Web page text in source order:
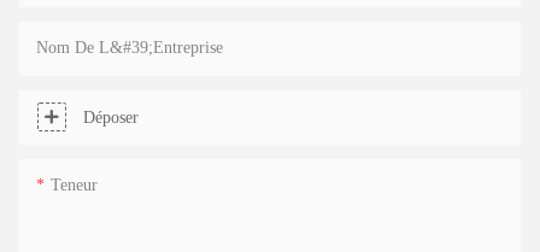
Nom De L&#39;entreprise
Déposer
Teneur